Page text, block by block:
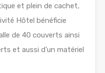
et plein de cachet,
Hôtel bénéficie
de 40 couverts ainsi
et aussi d’un matériel